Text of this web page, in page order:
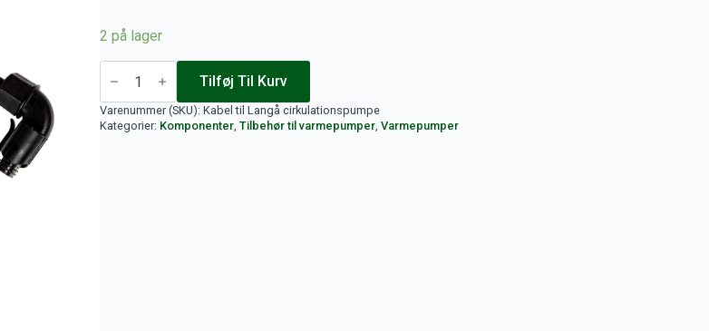
79 kr..
44 kr..
2 på lager
Kabel
cirkulationspumpe
antal
Tilføj Til Kurv
Varenummer (SKU): Kabel til Langå cirkulationspumpe
Kategorier: Komponenter, Tilbehør til varmepumper, Varmepumper